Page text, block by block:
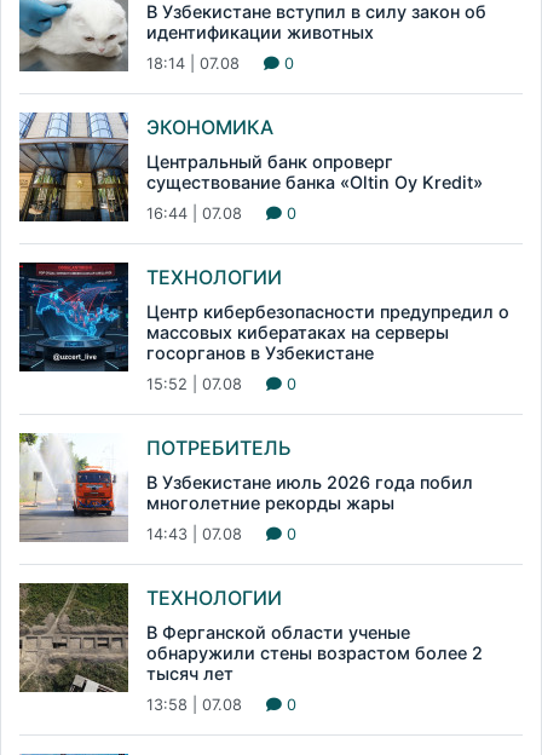
В Узбекистане вступил в силу закон об
идентификации животных
18:14 | 07.08 0
ЭКОНОМИКА
Центральный банк опроверг
существование банка «Oltin Oy Kredit»
16:44 | 07.08 0
ТЕХНОЛОГИИ
Центр кибербезопасности предупредил о
массовых кибератаках на серверы
госорганов в Узбекистане
15:52 | 07.08 0
ПОТРЕБИТЕЛЬ
В Узбекистане июль 2026 года побил
многолетние рекорды жары
14:43 | 07.08 0
ТЕХНОЛОГИИ
В Ферганской области ученые
обнаружили стены возрастом более 2
тысяч лет
13:58 | 07.08 0